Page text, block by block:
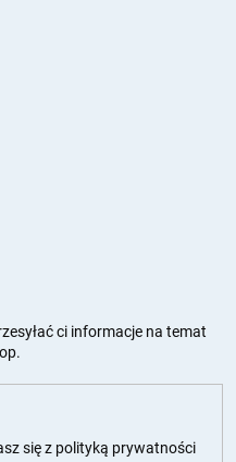
ci informacje na temat
się z polityką prywatności